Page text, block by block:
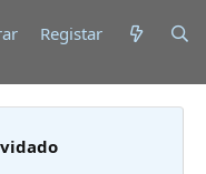
Registar